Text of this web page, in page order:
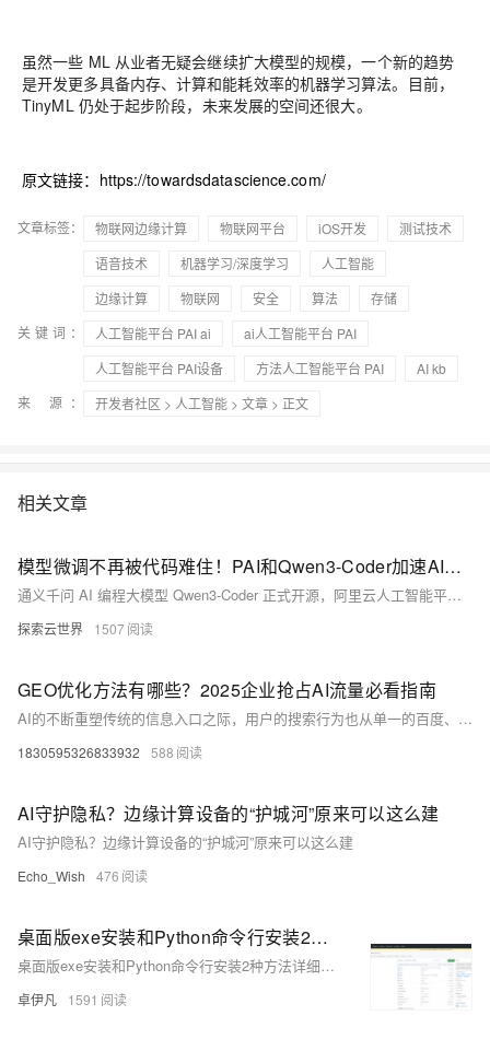
虽然一些 ML 从业者无疑会继续扩大模型的规模，一个新的趋势
是开发更多具备内存、计算和能耗效率的机器学习算法。目前，
TinyML 仍处于起步阶段，未来发展的空间还很大。
原文链接： https://towardsdatascience.com/
文章标签： 物联网边缘计算 物联网平台 iOS开发
测试技术
语音技术
机器学习/深度学习
人工智能
边缘计算
物联网 安全 算法
存储
关键词：
人工智能平台 PAI ai
ai人工智能平台 PAI
人工智能平台 PAI设备
方法人工智能平台 PAI
AI kb
来 源：
开发者社区 > 人工智能 > 文章 > 正文
相关文章
模型微调不再被代码难住！PAI和Qwen3-Coder加速AI开发新体验
通义千问 AI 编程大模型 Qwen3-Coder 正式开源，阿里云人工智能平台 PAI 支持云上一键部署 Qwen3-Coder 模型，并可在交互式建模环境中使用 Qwen3-Coder 模型。
探索云世界 1507
GEO优化方法有哪些？2025企业抢占AI流量必看指南
AI的不断重塑传统的信息入口之际，用户的搜索行为也从单一的百度、抖音的简单的查找答案的模式，逐渐转向了对DeepSeek、豆包、文心一言等一系列的AI对话平台的更加深入的探索和体验。DeepSeek的不断迭代优化同时，目前其月活跃的用户已破1.6亿，全网的AI用户规模也已超过6亿，这无疑为其下一阶段的迅猛发展提供了坚实的基础和广泛的市场空间。
1830595326833932 588
AI守护隐私？边缘计算设备的“护城河”原来可以这么建
AI守护隐私？边缘计算设备的“护城河”原来可以这么建
Echo_Wish 476
桌面版exe安装和Python命令行安装2种方法详细讲解图片去水印AI源码私有化部署Lama-Cleaner安装使用方法-优雅草卓伊凡
桌面版exe安装和Python命令行安装2种方法详细讲解图片去水印AI源码私有化部署Lama-Cleaner安装使用方法-优雅草卓伊凡
卓伊凡 1591